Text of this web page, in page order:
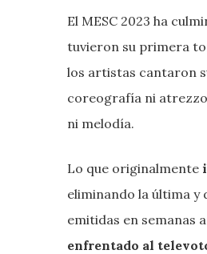
El MESC 2023 ha
tuvieron su primera
los artistas cantaron
coreografía ni
ni melodía.
Lo que originalmente
eliminando la última y
emitidas en semanas
enfrentado al